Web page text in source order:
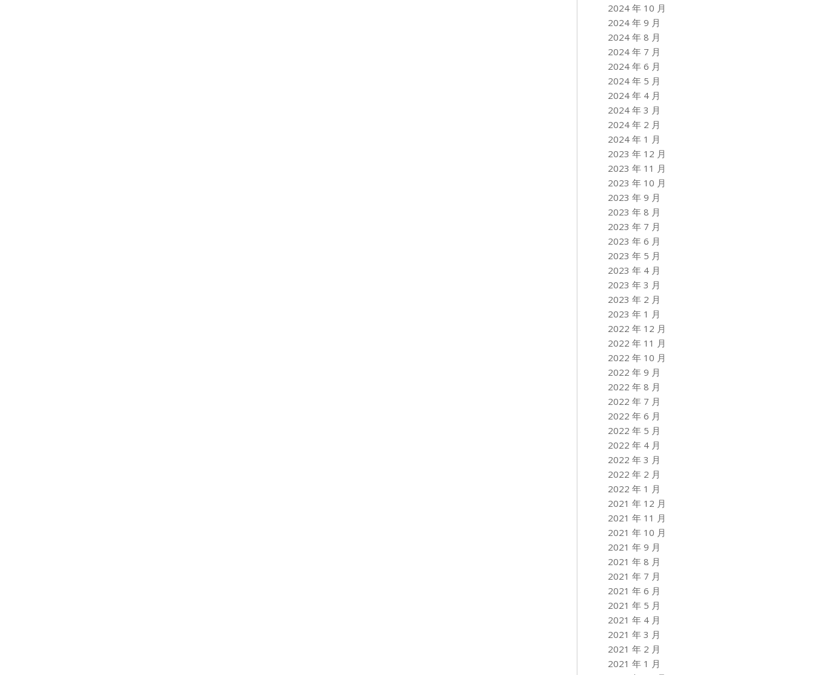
2024 年 10 月
2024 年 9 月
2024 年 8 月
2024 年 7 月
2024 年 6 月
2024 年 5 月
2024 年 4 月
2024 年 3 月
2024 年 2 月
2024 年 1 月
2023 年 12 月
2023 年 11 月
2023 年 10 月
2023 年 9 月
2023 年 8 月
2023 年 7 月
2023 年 6 月
2023 年 5 月
2023 年 4 月
2023 年 3 月
2023 年 2 月
2023 年 1 月
2022 年 12 月
2022 年 11 月
2022 年 10 月
2022 年 9 月
2022 年 8 月
2022 年 7 月
2022 年 6 月
2022 年 5 月
2022 年 4 月
2022 年 3 月
2022 年 2 月
2022 年 1 月
2021 年 12 月
2021 年 11 月
2021 年 10 月
2021 年 9 月
2021 年 8 月
2021 年 7 月
2021 年 6 月
2021 年 5 月
2021 年 4 月
2021 年 3 月
2021 年 2 月
2021 年 1 月